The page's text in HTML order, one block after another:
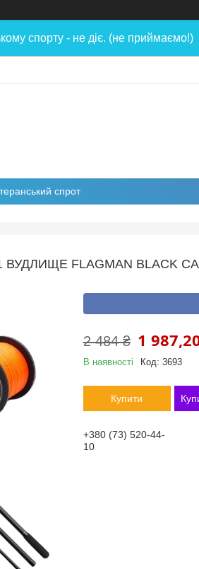
спорту - не діє. (не приймаємо!)
спрот
FLAGMAN BLACK
2 484 ₴ 1
В наявності Код: 3693
Купити
+380 (73) 520-44-
10